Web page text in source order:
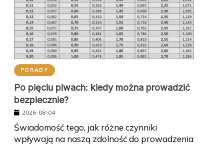
PORADY
Po pięciu piwach: kiedy można prowadzić
bezpiecznie?
2026-08-04
Świadomość tego, jak różne czynniki
wpływają na naszą zdolność do prowadzenia